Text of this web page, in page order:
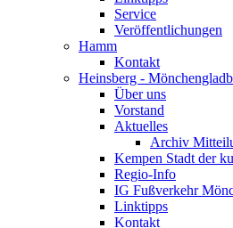
Service
Veröffentlichungen
Hamm
Kontakt
Heinsberg -
Über uns
Vorstand
Aktuelles
Archiv
Kempen Stadt der
Regio-Info
IG Fußverkehr
Linktipps
Kontakt